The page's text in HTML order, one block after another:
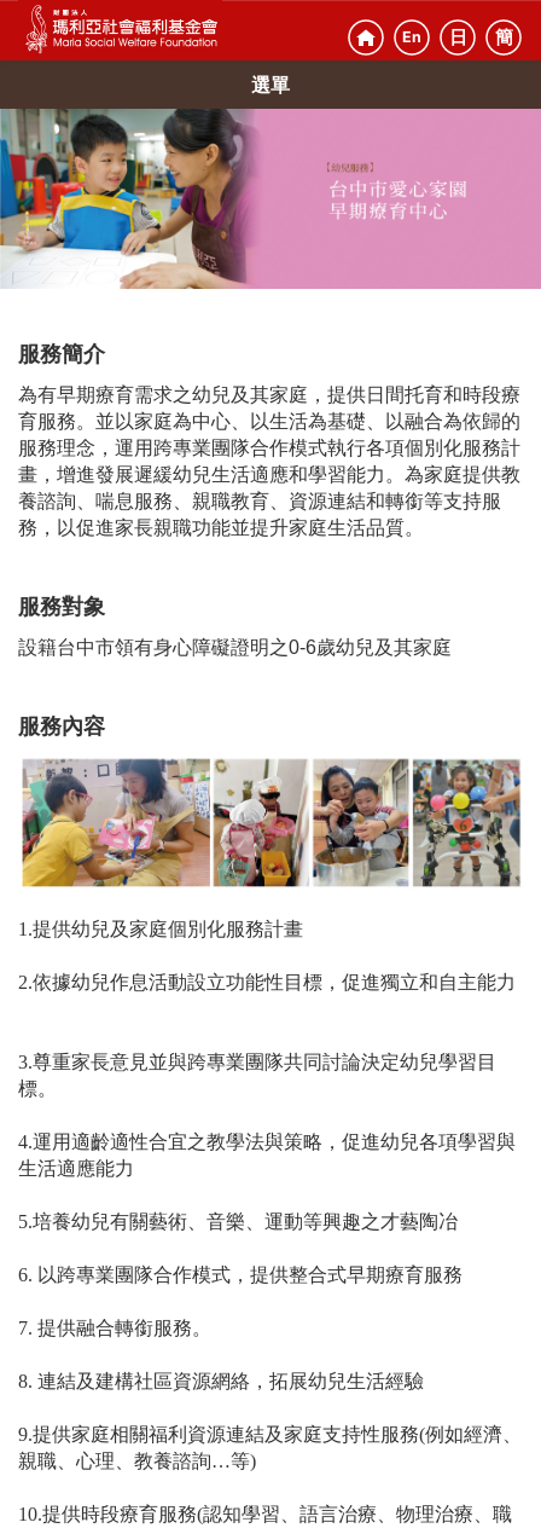
En 日 簡
選單
服務簡介
為有早期療育需求之幼兒及其家庭，提供日間托育和時段療
育服務。並以家庭為中心、以生活為基礎、以融合為依歸的
服務理念，運用跨專業團隊合作模式執行各項個別化服務計
畫，增進發展遲緩幼兒生活適應和學習能力。為家庭提供教
養諮詢、喘息服務、親職教育、資源連結和轉銜等支持服
務，以促進家長親職功能並提升家庭生活品質。
服務對象
設籍台中市領有身心障礙證明之0-6歲幼兒及其家庭
服務內容
1.提供幼兒及家庭個別化服務計畫
2.依據幼兒作息活動設立功能性目標，促進獨立和自主能力
3.尊重家長意見並與跨專業團隊共同討論決定幼兒學習目
標。
4.運用適齡適性合宜之教學法與策略，促進幼兒各項學習與
生活適應能力
5.培養幼兒有關藝術、音樂、運動等興趣之才藝陶冶
6. 以跨專業團隊合作模式，提供整合式早期療育服務
7. 提供融合轉銜服務。
8. 連結及建構社區資源網絡，拓展幼兒生活經驗
9.提供家庭相關福利資源連結及家庭支持性服務(例如經濟、
親職、心理、教養諮詢…等)
10.提供時段療育服務(認知學習、語言治療、物理治療、職